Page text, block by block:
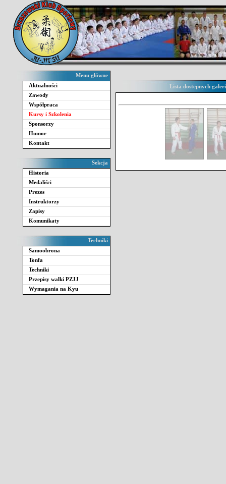
Menu główne
Aktualności
Zawody
Współpraca
Kursy i Szkolenia
Sponsorzy
Humor
Kontakt
Sekcja
Historia
Medaliści
Prezes
Instruktorzy
Zapisy
Komunikaty
Techniki
Samoobrona
Tonfa
Techniki
Przepisy walki PZJJ
Wymagania na Kyu
Lista dostepnych